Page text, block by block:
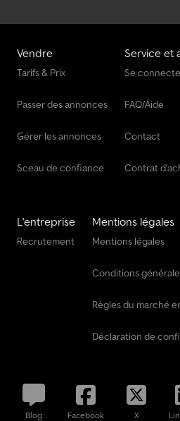
Vendre
Tarifs & Prix
Passer des annonces
Gérer les annonces
Sceau de confiance
Service et
Se
FAQ/Aide
Contact
Contrat
L'entreprise
Recrutement
Mentions légales
Mentions légales
Conditions
Règles du marché
Déclaration de
Blog Facebook X